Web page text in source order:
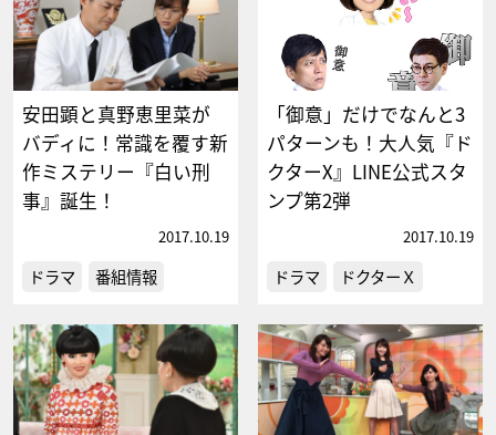
安田顕と真野恵里菜が
バディに！常識を覆す新
作ミステリー『白い刑
事』誕生！
2017.10.19
ドラマ 番組情報
「御意」だけでなんと3
パターンも！大人気『ド
クターX』LINE公式スタ
ンプ第2弾
2017.10.19
ドラマ ドクターＸ